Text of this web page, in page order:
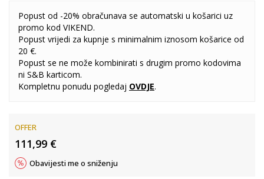
Popust od -20% obračunava se automatski u košarici uz
promo kod VIKEND.
Popust vrijedi za kupnje s minimalnim iznosom košarice od
20 €.
Popust se ne može kombinirati s drugim promo kodovima
ni S&B karticom.
Kompletnu ponudu pogledaj OVDJE.
OFFER
111,99 €
Obavijesti me o sniženju